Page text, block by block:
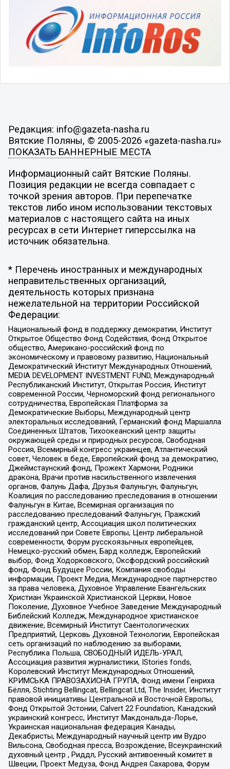
Редакция: info@gazeta-nasha.ru
Вятские Поляны, © 2005-2026 «gazeta-nasha.ru»
ПОКАЗАТЬ БАННЕРНЫЕ МЕСТА
Информационный сайт Вятские Поляны.
Позиция редакции не всегда совпадает с
точкой зрения авторов. При перепечатке
текстов либо ином использовании текстовых
материалов с настоящего сайта на иных
ресурсах в сети Интернет гиперссылка на
источник обязательна.
* Перечень иностранных и международных
неправительственных организаций,
деятельность которых признана
нежелательной на территории Российской
Федерации:
Национальный фонд в поддержку демократии, Институт
Открытое Общество Фонд Содействия, Фонд Открытое
общество, Американо-российский фонд по
экономическому и правовому развитию, Национальный
Демократический Институт Международных Отношений,
MEDIA DEVELOPMENT INVESTMENT FUND, Международный
Республиканский Институт, Открытая Россия, Институт
современной России, Черноморский фонд регионального
сотрудничества, Европейская Платформа за
Демократические Выборы, Международный центр
электоральных исследований, Германский фонд Маршалла
Соединенных Штатов, Тихоокеанский центр защиты
окружающей среды и природных ресурсов, Свободная
Россия, Всемирный конгресс украинцев, Атлантический
совет, Человек в беде, Европейский фонд за демократию,
Джеймстаунский фонд, Прожект Хармони, Родники
дракона, Врачи против насильственного извлечения
органов, Фалунь Дафа, Друзья Фалуньгун, Фалуньгун,
Коалиция по расследованию преследования в отношении
Фалуньгун в Китае, Всемирная организация по
расследованию преследований Фалуньгун, Пражский
гражданский центр, Ассоциация школ политических
исследований при Совете Европы, Центр либеральной
современности, Форум русскоязычных европейцев,
Немецко-русский обмен, Бард колледж, Европейский
выбор, Фонд Ходорковского, Оксфордский российский
фонд, Фонд Будущее России, Компания свободы
информации, Проект Медиа, Международное партнерство
за права человека, Духовное Управление Евангельских
Христиан Украинской Христианской Церкви, Новое
Поколение, Духовное Учебное Заведение Международный
Библейский Колледж, Международное христианское
движение, Всемирный Институт Саентологических
Предприятий, Церковь Духовной Технологии, Европейская
сеть организаций по наблюдению за выборами,
Республика Польша, СВОБОДНЫЙ ИДЕЛЬ-УРАЛ,
Ассоциация развития журналистики, IStories fonds,
Королевский Институт Международных Отношений,
КРИМСЬКА ПРАВОЗАХИСНА ГРУПА, Фонд имени Генриха
Бёлля, Stichting Bellingcat, Bellingcat Ltd, The Insider, Институт
правовой инициативы Центральной и Восточной Европы,
Фонд Открытой Эстонии, Calvert 22 Foundation, Канадский
украинский конгресс, Институт Макдональда-Лорье,
Украинская национальная федерация Канады,
Декабристы, Международный научный центр им Вудро
Вильсона, Свободная пресса, Возрождение, Всеукраинский
духовный центр , Риддл, Русский антивоенный комитет в
Швеции, Проект Медуза, Фонд Андрея Сахарова, Форум